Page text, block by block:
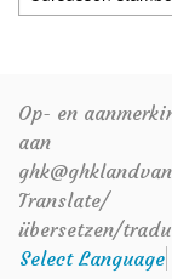
Op- en
aan
Translate/
übersetzen/
Select Language